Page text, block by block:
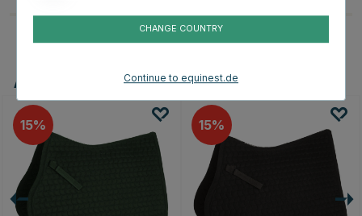
Andere Produkte, die Ihnen gefallen könnten
15 15
CHANGE COUNTRY
Continue to equinest.de